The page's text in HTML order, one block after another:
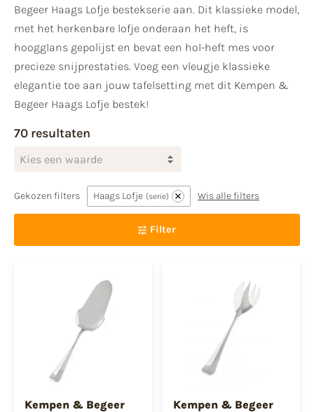
Begeer Haags Lofje bestekserie aan. Dit klassieke model,
met het herkenbare lofje onderaan het heft, is
hoogglans gepolijst en bevat een hol-heft mes voor
precieze snijprestaties. Voeg een vleugje klassieke
elegantie toe aan jouw tafelsetting met dit Kempen &
Begeer Haags Lofje bestek!
70 resultaten
Kies een waarde
Gekozen filters Haags Lofje serie Wis alle filters
Filter
Kempen & Begeer
Kempen & Begeer